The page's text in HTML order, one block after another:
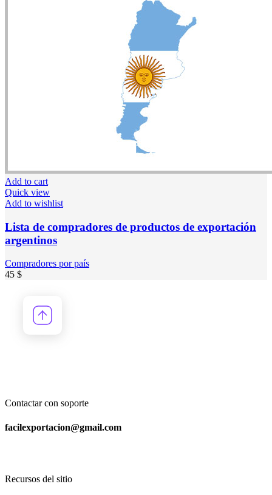
Add to cart
Quick view
Add to wishlist
Lista de compradores de productos de exportación
argentinos
Compradores por país
45 $
Contactar con soporte
facilexportacion@gmail.com
Recursos del sitio